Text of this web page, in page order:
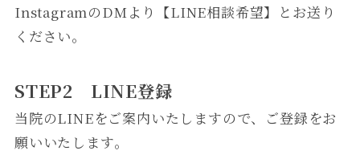
InstagramのDMより【LINE相談希望】とお送り
ください。
STEP2 LINE登録
当院のLINEをご案内いたしますので、ご登録をお
願いいたします。